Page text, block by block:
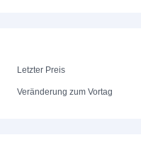
Letzter Preis
Veränderung zum Vortag